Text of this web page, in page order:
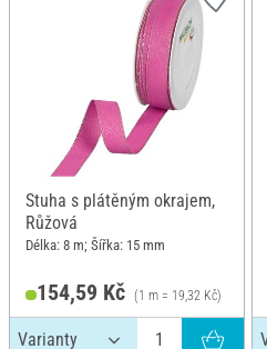
Stuha s plátěným okrajem,
Růžová
Délka: 8 m; Šířka: 15 mm
154,59 Kč (1 m = 19,32 Kč)